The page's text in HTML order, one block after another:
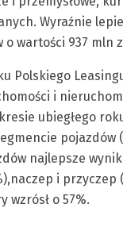
Wyraźnie
wartości 937 mln
Polskiego
i
ubiegłego
pojazdów
najlepsze
i
wzrósł o 57%.